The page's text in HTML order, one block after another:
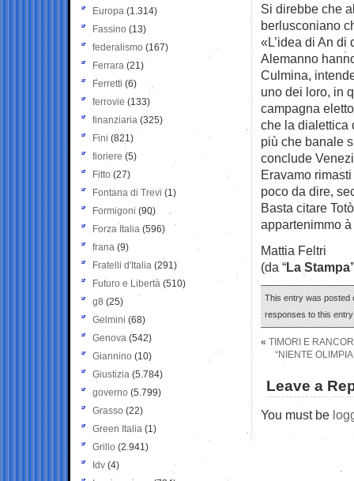
Si direbbe che
berlusconiano
«L’idea di An
Alemanno
Culmina,
uno dei loro, in
campagna
che la dialettica
più che banale
conclude
Eravamo
poco da dire,
Basta citare
appartenimmo
Mattia Feltri
(da “La
This entry was posted
responses to this
« TIMORI E
“NIENTE
Leave a
You must be
Europa (1.314)
Fassino (13)
federalismo (167)
Ferrara (21)
Ferretti (6)
ferrovie (133)
finanziaria (325)
Fini (821)
fioriere (5)
Fitto (27)
Fontana di Trevi (1)
Formigoni (90)
Forza Italia (596)
frana (9)
Fratelli d'Italia (291)
Futuro e Libertà (510)
g8 (25)
Gelmini (68)
Genova (542)
Giannino (10)
Giustizia (5.784)
governo (5.799)
Grasso (22)
Green Italia (1)
Grillo (2.941)
Idv (4)